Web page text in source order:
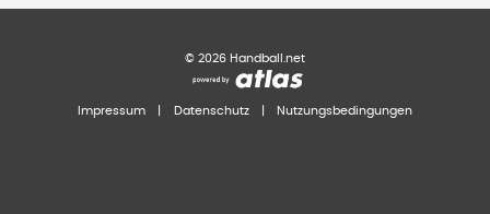
© 2026 Handball.net
Impressum Datenschutz Nutzungsbedingungen